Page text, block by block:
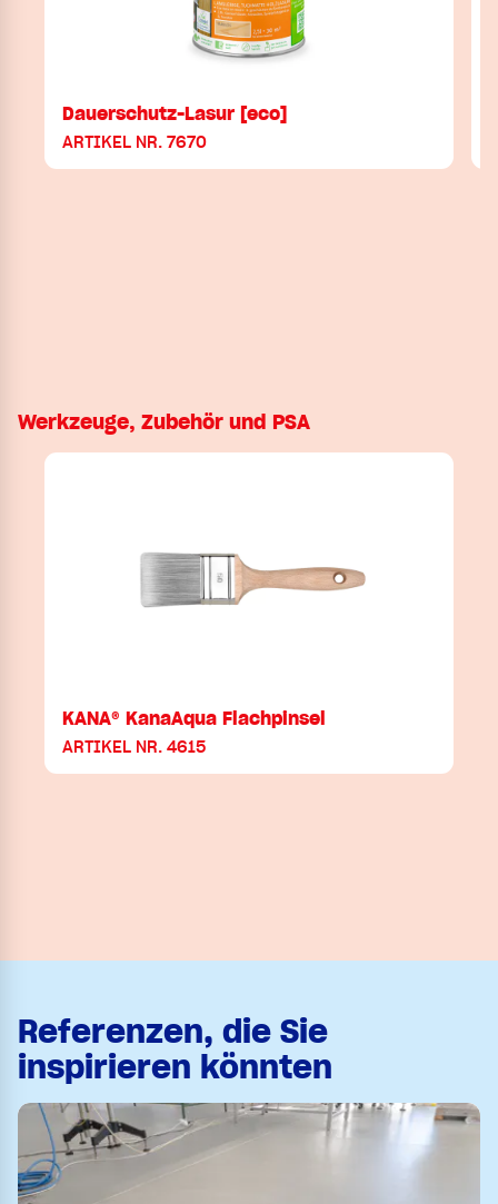
Dauerschutz-Lasur [eco]
ARTIKEL NR. 7670
Werkzeuge, Zubehör und PSA
KANA® KanaAqua Flachpinsel
ARTIKEL NR. 4615
Referenzen, die Sie
inspirieren könnten